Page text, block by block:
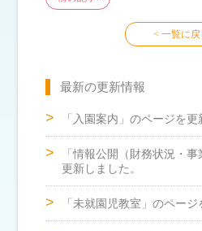
一覧に戻
最新の更新情報
「入園案内」のページを更
「情報公開（財務状況・
更新しました。
「未就園児教室」のページ